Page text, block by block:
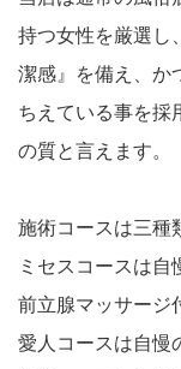
持つ女性を厳選し
潔感』を備え、か
ちえている事を採
の質と言えます。
施術コースは三種
ミセスコースは自
前立腺マッサージ
愛人コースは自慢